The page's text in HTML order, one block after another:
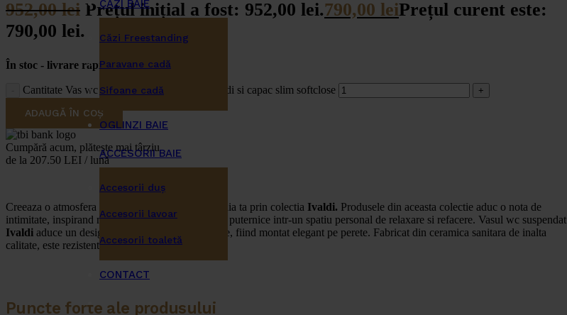
CĂZI BAIE
Căzi Freestanding
Paravane cadă
Sifoane cadă
OGLINZI BAIE
ACCESORII BAIE
Accesorii duş
Accesorii lavoar
Accesorii toaletă
CONTACT
952,00lei Prețul inițial a fost: 952,00 lei.790,00 leiPrețul curent este:
790,00 lei.
În stoc - livrare rapida in 24-48 de ore
Cantitate Vas wc suspendat rimless Rune Ivaldi si capac slim softclose
ADAUGĂ ÎN COȘ
Cumpără acum, plătește mai târziu
de la 207.50 LEI / lună
Creeaza o atmosfera de armonie si stabilitate in baia ta prin colectia Ivaldi. Produsele din aceasta colectie aduc o nota de
intimitate, inspirand momente de liniste si legaturi puternice intr-un spatiu personal de relaxare si refacere. Vasul wc suspendat
Ivaldi aduce un design rafinat si functional in baie, fiind montat elegant pe perete. Fabricat din ceramica sanitara de inalta
calitate, este rezistent si simplu de curatat.
Puncte forte ale produsului